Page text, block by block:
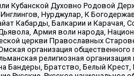
Кубанской Духовно Родовой
Нурджулар, К
Кабарды, Балкарии и Карачая,
Армия воли народа,
церкви Православных
организация
религиозная
Бандеры, Братство, Белый